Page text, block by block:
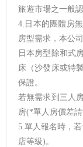
旅遊市場之一般
4.日本的團體房
房型需求，本公
日本房型除和式
床（沙發床或特
保證。
若無需求到三人
房(*單人房價差
5.單人報名時，
店等級)。